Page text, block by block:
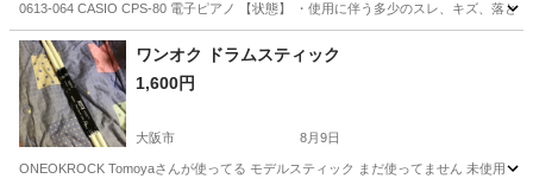
0613-064 CASIO CPS-80 電子ピアノ 【状態】 ・使用に伴う多少のスレ、キズ、落
大阪 大阪市 鍵盤楽器、ピアノ
ワンオク ドラムスティック
1,600円
大阪市 8月9日
ONEOKROCK Tomoyaさんが使ってる モデルスティック まだ使ってません 未使用